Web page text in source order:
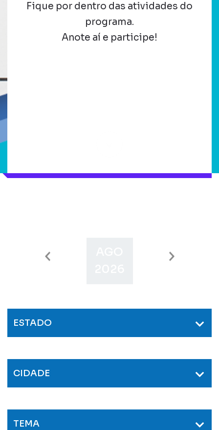
Fique por dentro das atividades do
programa.
Anote aí e participe!
SET
ESTADO
CIDADE
TEMA